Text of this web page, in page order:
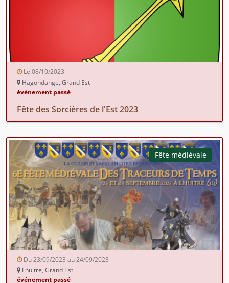
Le 08/10/2023
Hagondange, Grand Est
événement passé
Fête des Sorcières de l'Est 2023
Fête médiévale
Du 23/09/2023 au 24/09/2023
Lhuitre, Grand Est
événement passé